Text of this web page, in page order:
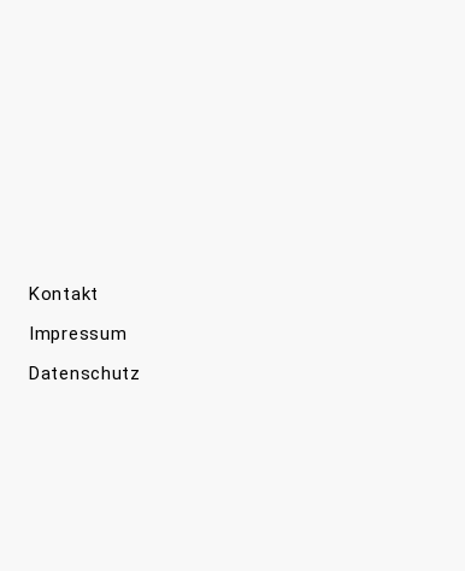
Kontakt
Impressum
Datenschutz